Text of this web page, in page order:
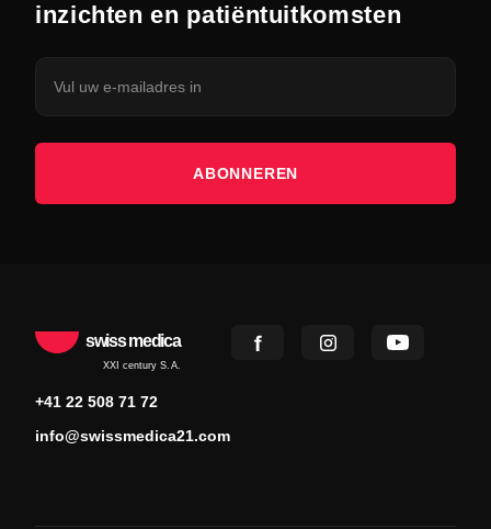
inzichten en patiëntuitkomsten
ABONNEREN
swiss medica
XXI century S.A.
+41 22 508 71 72
info@swissmedica21.com